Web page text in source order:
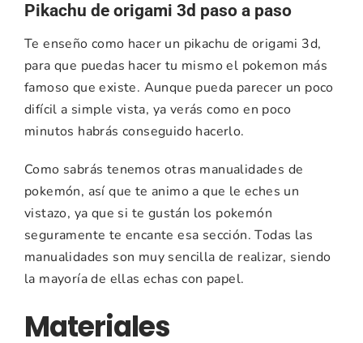
Pikachu de origami 3d paso a paso
Te enseño como hacer un pikachu de origami 3d,
para que puedas hacer tu mismo el pokemon más
famoso que existe. Aunque pueda parecer un poco
difícil a simple vista, ya verás como en poco
minutos habrás conseguido hacerlo.
Como sabrás tenemos otras manualidades de
pokemón, así que te animo a que le eches un
vistazo, ya que si te gustán los pokemón
seguramente te encante esa sección. Todas las
manualidades son muy sencilla de realizar, siendo
la mayoría de ellas echas con papel.
Materiales